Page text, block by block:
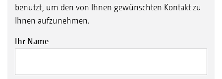
benutzt, um den von Ihnen gewünschten Kontakt zu
Ihnen aufzunehmen.
Ihr Name